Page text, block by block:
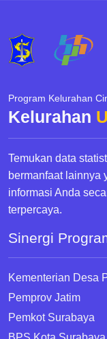
Program Kelurahan
Kelurahan
Temukan data
bermanfaat lainnya
informasi Anda
terpercaya.
Sinergi
Kementerian Desa
Pemprov Jatim
Pemkot Surabaya